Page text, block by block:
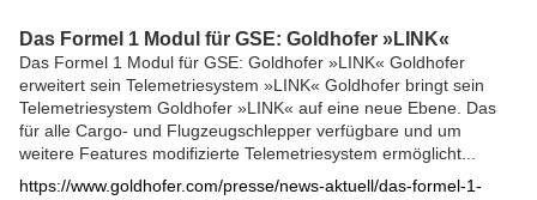
KARRIERE
Das Formel 1 Modul für GSE: Goldhofer »LINK«
Das Formel 1 Modul für GSE: Goldhofer »LINK« Goldhofer
erweitert sein Telemetriesystem »LINK« Goldhofer bringt sein
Telemetriesystem Goldhofer »LINK« auf eine neue Ebene. Das
für alle Cargo- und Flugzeugschlepper verfügbare und um
weitere Features modifizierte Telemetriesystem ermöglicht...
https://www.goldhofer.com/presse/news-aktuell/das-formel-1-